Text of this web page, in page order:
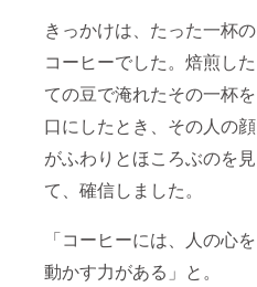
きっかけは、たった一杯の
コーヒーでした。焙煎した
ての豆で淹れたその一杯を
口にしたとき、その人の顔
がふわりとほころぶのを見
て、確信しました。
「コーヒーには、人の心を
動かす力がある」と。